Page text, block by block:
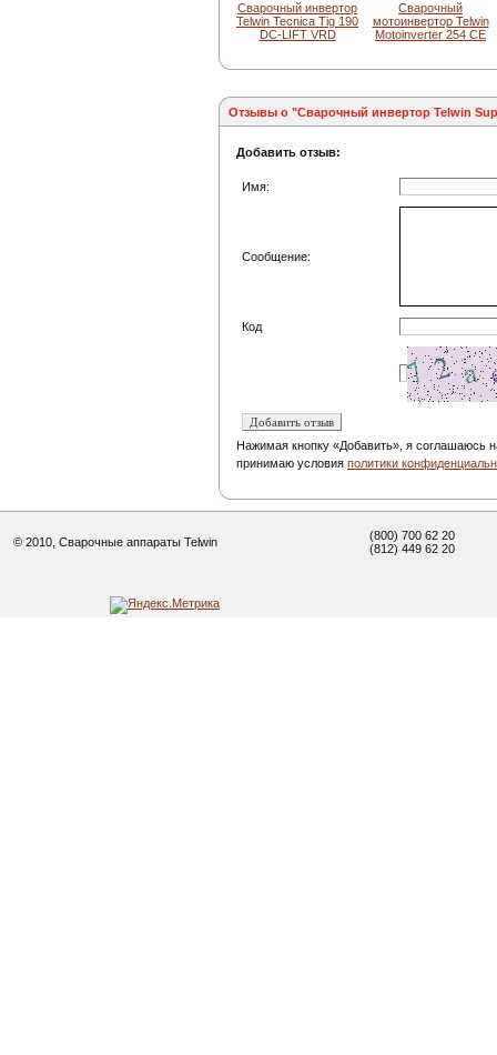
Сварочный инвертор
Telwin Tecnica Tig 190
DC-LIFT VRD
Сварочный
мотоинвертор Telwin
Motoinverter 254 CE
Отзывы о "Сварочный инвертор Telwin
Добавить отзыв:
Имя:
Сообщение:
Код
Нажимая кнопку «Добавить», я соглашаюсь
принимаю условия политики
© 2010, Сварочные аппараты Telwin
(800) 700 62 20
(812) 449 62 20